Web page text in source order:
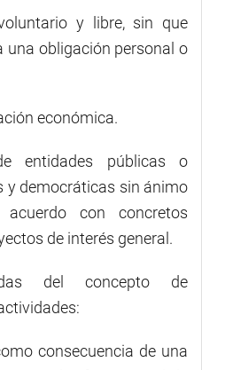
y libre, sin que
una obligación personal o
económica.
entidades públicas o
y democráticas sin ánimo
con concretos
de interés general.
del concepto de
consecuencia de una